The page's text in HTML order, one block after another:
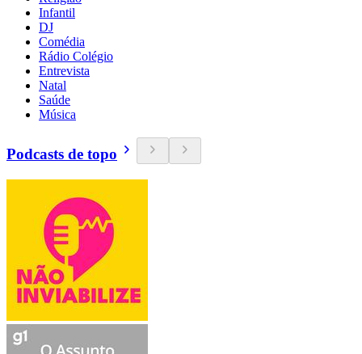
Infantil
DJ
Comédia
Rádio Colégio
Entrevista
Natal
Saúde
Música
Podcasts de topo